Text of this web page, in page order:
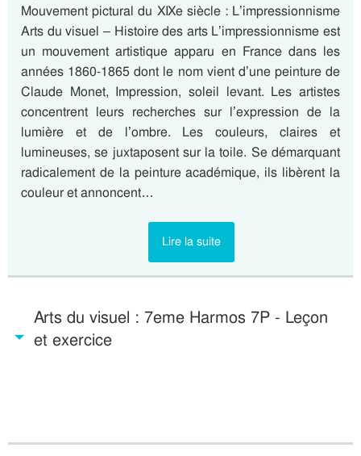
Mouvement pictural du XIXe siècle : L’impressionnisme
Arts du visuel – Histoire des arts L’impressionnisme est
un mouvement artistique apparu en France dans les
années 1860-1865 dont le nom vient d’une peinture de
Claude Monet, Impression, soleil levant. Les artistes
concentrent leurs recherches sur l’expression de la
lumière et de l’ombre. Les couleurs, claires et
lumineuses, se juxtaposent sur la toile. Se démarquant
radicalement de la peinture académique, ils libèrent la
couleur et annoncent…
Lire la suite
Arts du visuel : 7eme Harmos 7P - Leçon
et exercice